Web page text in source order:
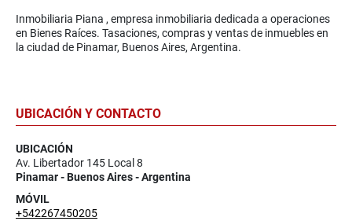
Inmobiliaria Piana , empresa inmobiliaria dedicada a operaciones
en Bienes Raíces. Tasaciones, compras y ventas de inmuebles en
la ciudad de Pinamar, Buenos Aires, Argentina.
UBICACIÓN Y CONTACTO
UBICACIÓN
Av. Libertador 145 Local 8
Pinamar - Buenos Aires - Argentina
MÓVIL
+542267450205